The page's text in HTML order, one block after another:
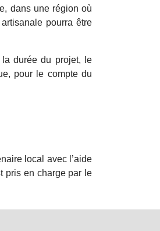
dans une région où
pourra être
durée du projet, le
pour le compte du
local avec l’aide
pris en charge par le